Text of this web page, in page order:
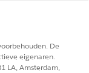
De
eigenaren.
LA, Amsterdam,